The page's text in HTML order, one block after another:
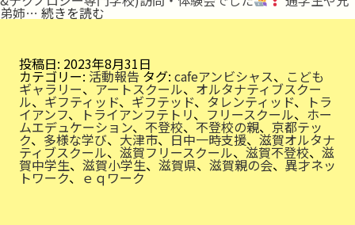
弟姉… 続きを読む京
都
ク
訪
問
投稿日: 2023年8月31日
カテゴリー: 活動報告 タグ: cafeアンビシャス、 こども
ギャラリー、アートスクール、 オルタナティブスクー
ル、 ギフティッド、 ギフテッド、 タレンティッド、 トラ
イアンフ、 トライアンフテトリ、 フリースクール、 ホー
ムエデュケーション、 不登校、 不登校の親、 京都テッ
ク、 多様な学び、大津市、日中一時支援、滋賀オルタナ
ティブスクール、 滋賀フリースクール、滋賀不登校、 滋
賀中学生、 滋賀小学生、 滋賀県、 滋賀親の会、異才ネッ
トワーク、 ｅｑワーク